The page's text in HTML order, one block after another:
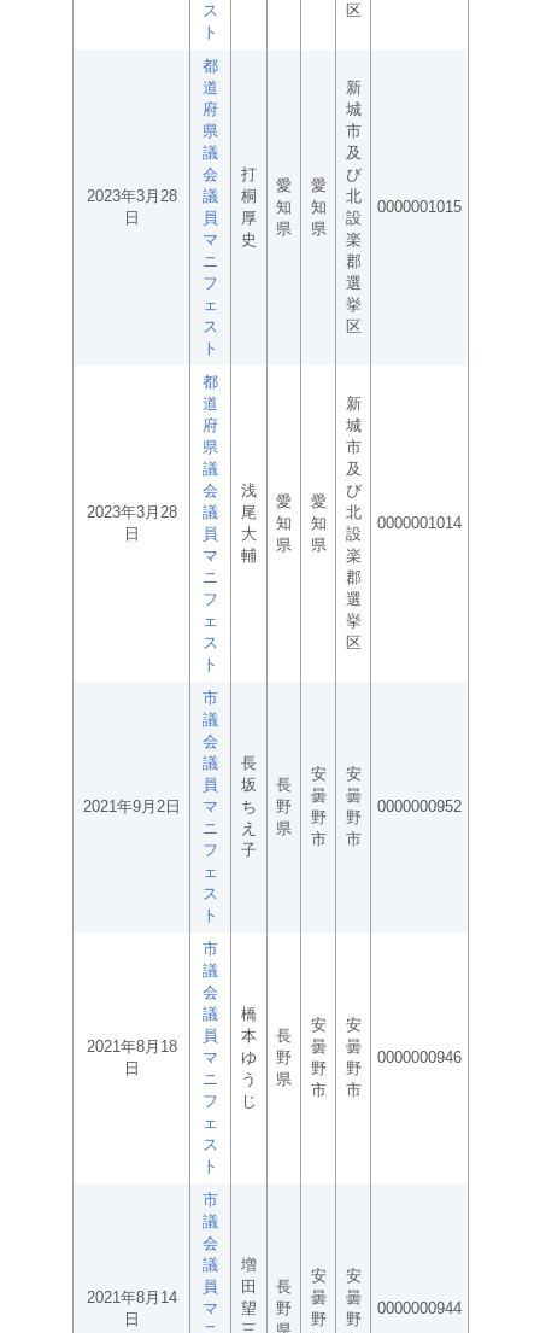
ス
ト
区
2023年3月28
日
都
道
府
県
議
会
議
員
マ
ニ
フ
ェ
ス
ト
打
桐
厚
史
愛
知
県
愛
知
県
新
城
市
及
び
北
設
楽
郡
選
挙
区
0000001015
2023年3月28
日
都
道
府
県
議
会
議
員
マ
ニ
フ
ェ
ス
ト
浅
尾
大
輔
愛
知
県
愛
知
県
新
城
市
及
び
北
設
楽
郡
選
挙
区
0000001014
2021年9月2日
市
議
会
議
員
マ
ニ
フ
ェ
ス
ト
長
坂
ち
え
子
長
野
県
安
曇
野
市
安
曇
野
市
0000000952
2021年8月18
日
市
議
会
議
員
マ
ニ
フ
ェ
ス
ト
橋
本
ゆ
う
じ
長
野
県
安
曇
野
市
安
曇
野
市
0000000946
2021年8月14
日
市
議
会
議
員
マ
増
田
望
長
野
安
曇
野
安
曇
野
0000000944